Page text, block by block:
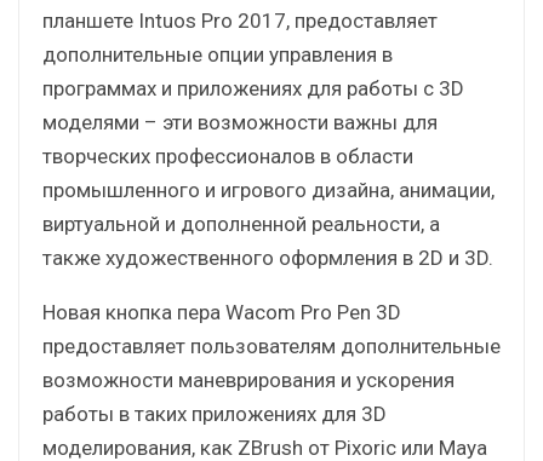
планшете Intuos Pro 2017, предоставляет
дополнительные опции управления в
программах и приложениях для работы с 3D
моделями – эти возможности важны для
творческих профессионалов в области
промышленного и игрового дизайна, анимации,
виртуальной и дополненной реальности, а
также художественного оформления в 2D и 3D.
Новая кнопка пера Wacom Pro Pen 3D
предоставляет пользователям дополнительные
возможности маневрирования и ускорения
работы в таких приложениях для 3D
моделирования, как ZBrush от Pixoric или Maya